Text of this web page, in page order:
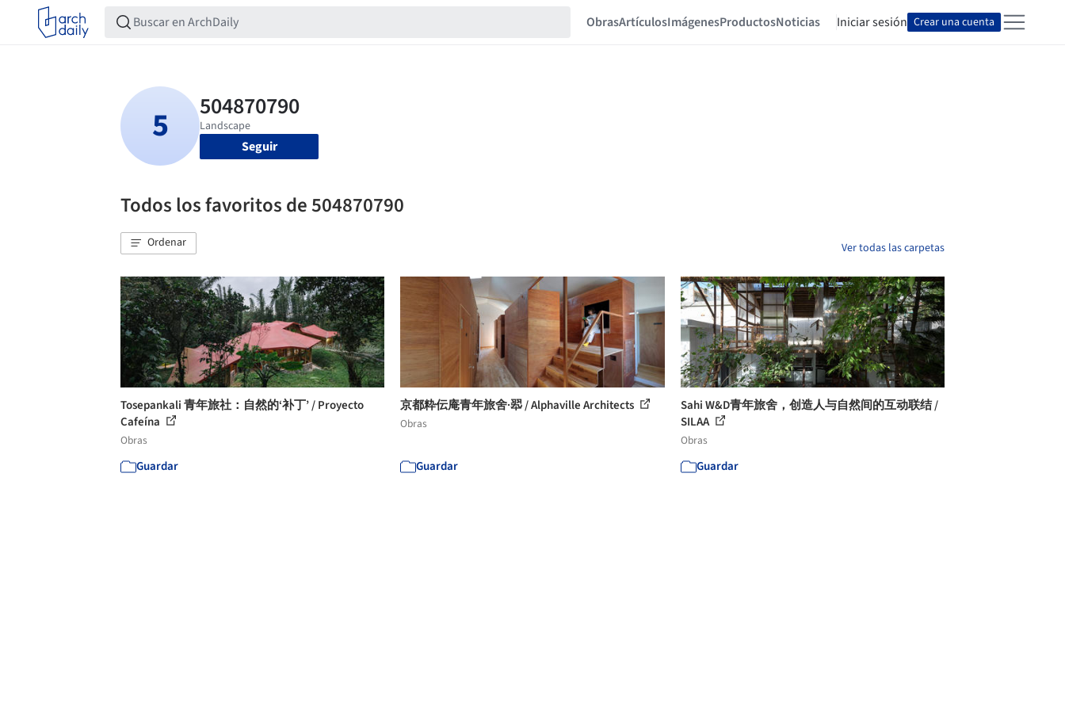
ObrasArtículosImágenesProductosNoticias Iniciar sesión Crear una cuenta
Seguir
Todos los favoritos de 504870790
Ordenar Ver todas las carpetas
Tosepankali 青年旅社：自然的‘补丁’ / Proyecto
Cafeína
Obras
Guardar
京都粋伝庵青年旅舍·翆 / Alphaville Architects
Obras
Guardar
Sahi W&D青年旅舍，创造人与自然间的互动联结 /
SILAA
Obras
Guardar